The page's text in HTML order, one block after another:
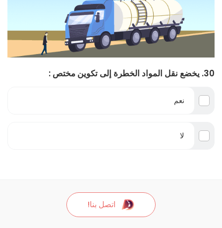
30. يخضع نقل المواد الخطرة إلى تكوين مختص :
نعم
لا
اتصل بنا!